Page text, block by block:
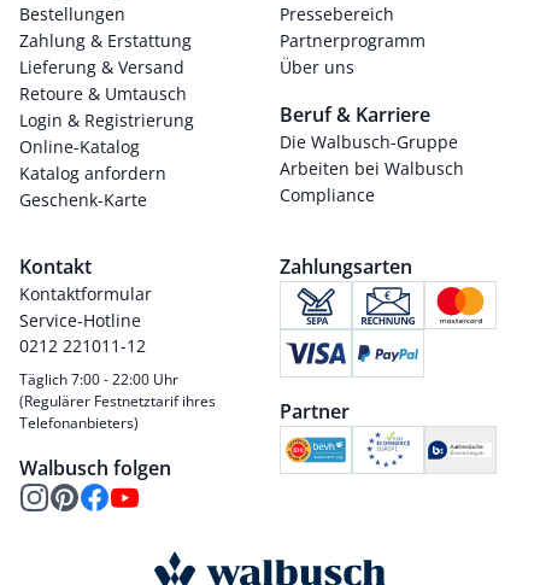
Bestellungen
Zahlung & Erstattung
Lieferung & Versand
Retoure & Umtausch
Login & Registrierung
Online-Katalog
Katalog anfordern
Geschenk-Karte
Pressebereich
Partnerprogramm
Über uns
Beruf & Karriere
Die Walbusch-Gruppe
Arbeiten bei Walbusch
Compliance
Kontakt
Kontaktformular
Service-Hotline
0212 221011-12
Täglich 7:00 - 22:00 Uhr
(Regulärer Festnetztarif ihres
Telefonanbieters)
Walbusch folgen
Zahlungsarten
Partner